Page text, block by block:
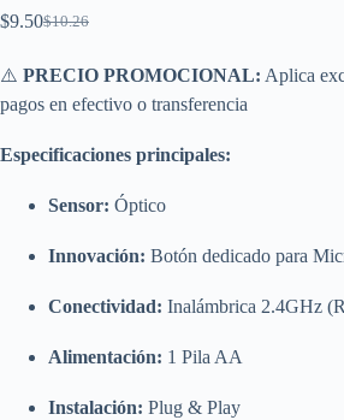
$10.26
El
original
$10.26.
$9.50El
actual
$9.50.
⚠️ PRECIO PROMOCIONAL: Aplica
pagos en efectivo o transferencia
Especificaciones principales:
Sensor: Óptico
Innovación: Botón dedicado para
Conectividad: Inalámbrica 2.4GHz
Alimentación: 1 Pila AA
Instalación: Plug & Play